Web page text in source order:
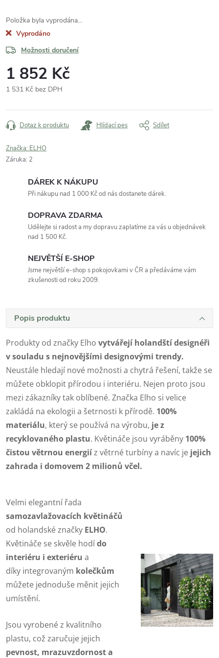
Položka byla vyprodána…
Vyprodáno
Možnosti doručení
1 852 Kč
1 531 Kč bez DPH
cena:
Dotaz k produktu Hlídací pes Sdílet
Značka: ELHO
Záruka: 2
DÁREK K NÁKUPU
Při nákupu nad 1 000 Kč od nás dostanete dárek.
DOPRAVA ZDARMA
Udělejte si radost a my dopravu zaplatíme za vás u objednávek
nad 1 500 Kč.
NEJVĚTŠÍ E-SHOP
Jsme největší e-shop s pokojovkami v ČR a předáváme vám
zkušenosti od roku 2009.
Popis produktu
Produkty od značky Elho vytvářejí holandští designéři
v souladu s nejnovějšími designovými trendy.
Neustále hledají nové možnosti a chytrá řešení, takže se
můžete obklopit přírodou i interiéru. Nejen proto jsou
mezi zákazníky tak oblíbené. Značka Elho si velice
zakládá na ekologii a šetrnosti k přírodě. 100%
materiálu, který se používá na výrobu, je z
recyklovaného plastu. Květináče jsou vyráběny 100%
čistou větrnou energiíz větrné turbíny a navíc je jejich
zahrada i domovem 2 milionů včel.
Velmi elegantní řada
samozavlažovacích květináčů
od holandské značky ELHO.
Květináče se skvěle hodído
interiéru i exteriéru a
díky integrovaným kolečkům
můžete jednoduše měnit jejich
umístění.
Jsou vyrobené z kvalitního
plastu, což zaručuje jejich
pevnost, mrazuvzdornost a